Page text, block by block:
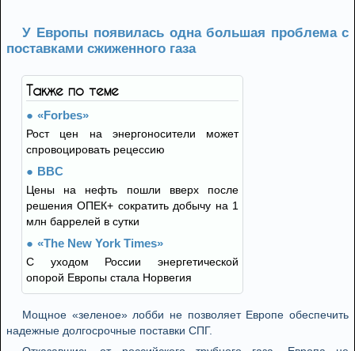
У Европы появилась одна большая проблема с
поставками сжиженного газа
Также по теме
«Forbes»
Рост цен на энергоносители может
спровоцировать рецессию
BBC
Цены на нефть пошли вверх после
решения ОПЕК+ сократить добычу на 1
млн баррелей в сутки
«The New York Times»
С уходом России энергетической
опорой Европы стала Норвегия
Мощное «зеленое» лобби не позволяет Европе обеспечить
надежные долгосрочные поставки СПГ.